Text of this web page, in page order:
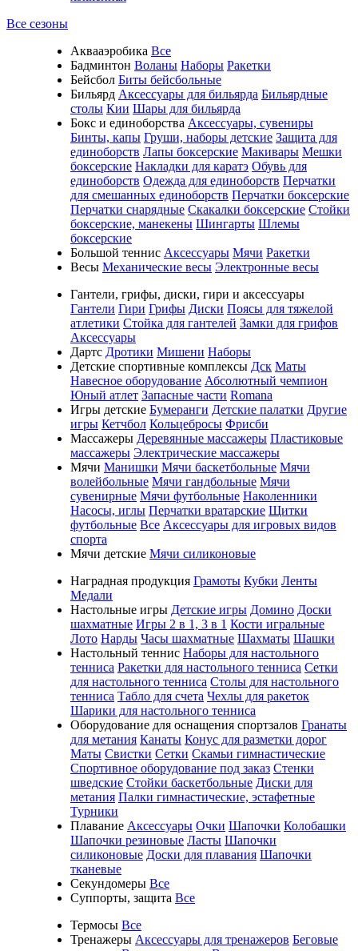
Все сезоны
Аквааэробика Все
Бадминтон Воланы Наборы Ракетки
Бейсбол Биты бейсбольные
Бильярд Аксессуары для бильярда Бильярдные
столы Кии Шары для бильярда
Бокс и единоборства Аксессуары, сувениры
Бинты, капы Груши, наборы детские Защита для
единоборств Лапы боксерские Макивары Мешки
боксерские Накладки для каратэ Обувь для
единоборств Одежда для единоборств Перчатки
для смешанных единоборств Перчатки боксерские
Перчатки снарядные Скакалки боксерские Стойки
боксерские, манекены Шингарты Шлемы
боксерские
Большой теннис Аксессуары Мячи Ракетки
Весы Механические весы Электронные весы
Гантели, грифы, диски, гири и аксессуары
Гантели Гири Грифы Диски Поясы для тяжелой
атлетики Стойка для гантелей Замки для грифов
Аксессуары
Дартс Дротики Мишени Наборы
Детские спортивные комплексы Дск Маты
Навесное оборудование Абсолютный чемпион
Юный атлет Запасные части Romana
Игры детские Бумеранги Детские палатки Другие
игры Кетчбол Кольцебросы Фрисби
Массажеры Деревянные массажеры Пластиковые
массажеры Электрические массажеры
Мячи Манишки Мячи баскетбольные Мячи
волейбольные Мячи гандбольные Мячи
сувенирные Мячи футбольные Наколенники
Насосы, иглы Перчатки вратарские Щитки
футбольные Все Аксессуары для игровых видов
спорта
Мячи детские Мячи силиконовые
Наградная продукция Грамоты Кубки Ленты
Медали
Настольные игры Детские игры Домино Доски
шахматные Игры 2 в 1, 3 в 1 Кости игральные
Лото Нарды Часы шахматные Шахматы Шашки
Настольный теннис Наборы для настольного
тенниса Ракетки для настольного тенниса Сетки
для настольного тенниса Столы для настольного
тенниса Табло для счета Чехлы для ракеток
Шарики для настольного тенниса
Оборудование для оснащения спортзалов Гранаты
для метания Канаты Конус для разметки дорог
Маты Свистки Сетки Скамьи гимнастические
Спортивное оборудование под заказ Стенки
шведские Стойки баскетбольные Диски для
метания Палки гимнастические, эстафетные
Турники
Плавание Аксессуары Очки Шапочки Колобашки
Шапочки резиновые Ласты Шапочки
силиконовые Доски для плавания Шапочки
тканевые
Секундомеры Все
Суппорты, защита Все
Термосы Все
Тренажеры Аксессуары для тренажеров Беговые